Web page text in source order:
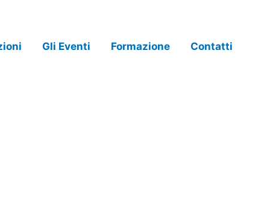
Gli Eventi Formazione Contatti